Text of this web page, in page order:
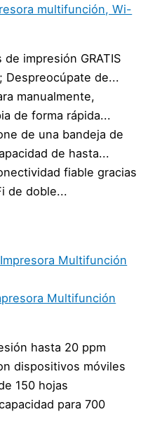
multifunción, Wi-
impresión GRATIS
Despreocúpate de...
manualmente,
de forma rápida...
de una bandeja de
de hasta...
fiable gracias
de doble...
Multifunción
hasta 20 ppm
dispositivos móviles
150 hojas
para 700